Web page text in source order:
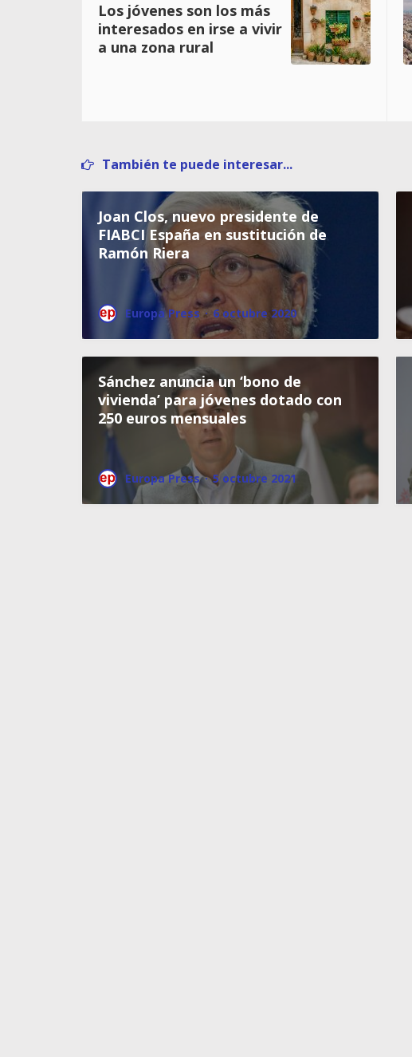
Los jóvenes son los más
interesados en irse a vivir
a una zona rural
También te puede interesar...
Joan Clos, nuevo presidente de
FIABCI España en sustitución de
Ramón Riera
Europa Press · 6 octubre 2020
Sánchez anuncia un ‘bono de
vivienda’ para jóvenes dotado con
250 euros mensuales
Europa Press · 5 octubre 2021